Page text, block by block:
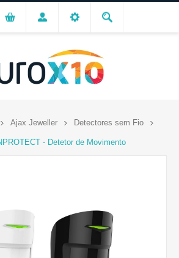
Ajax Jeweller Detectores sem Fio
- Detetor de Movimento